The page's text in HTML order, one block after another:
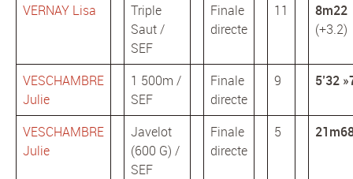
VERNAY Lisa
Triple
Saut /
SEF
Finale
directe
11
8m22
(+3.2)
VESCHAMBRE
Julie
1 500m /
SEF
Finale
directe
9 5’32
VESCHAMBRE
Julie
Javelot
(600 G) /
SEF
Finale
directe
5